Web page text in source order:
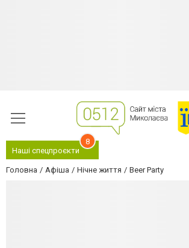
Наші спецпроєкти
8
Головна Афіша Нічне життя Beer Party